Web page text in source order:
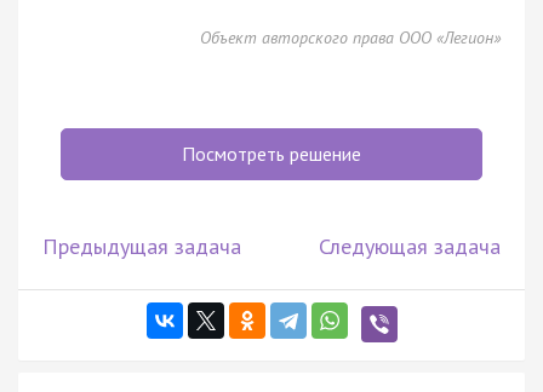
Объект авторского права ООО «Легион»
Посмотреть решение
Предыдущая задача Следующая задача